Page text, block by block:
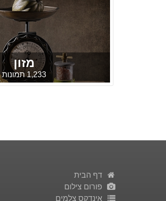
מזון
1,233 תמונות
דף הבית
פורום צילום
אינדקס צלמים